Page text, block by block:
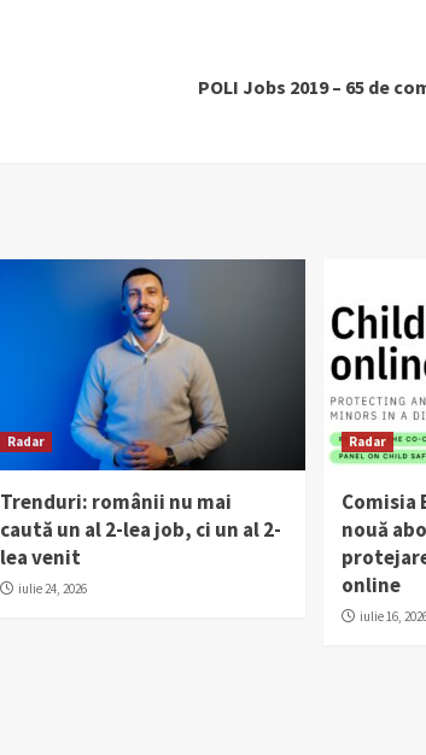
POLI Jobs 2019 – 65 de
Radar
Trenduri: românii nu mai
caută un al 2-lea job, ci un al 2-
lea venit
iulie 24, 2026
Radar
Comisia
nouă
online
iulie 16,